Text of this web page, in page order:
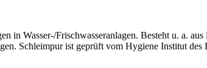
Wasser-/Frischwasseranlagen. Besteht u. a.
Schleimpur ist geprüft vom Hygiene Institut des